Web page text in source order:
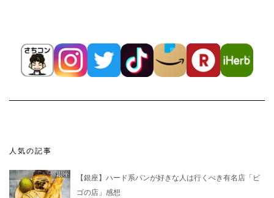
人気の記事
【銀座】ハード系パンが好きな人は行くべき有名店「ビ
ゴの店」感想